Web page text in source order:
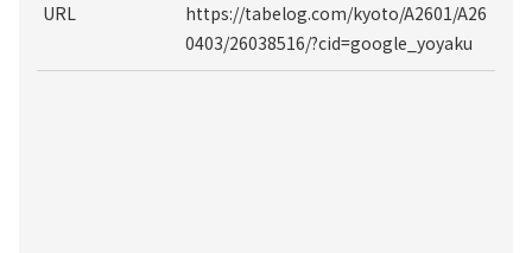
URL
https://tabelog.com/kyoto/A2601/A26
0403/26038516/?cid=google_yoyaku